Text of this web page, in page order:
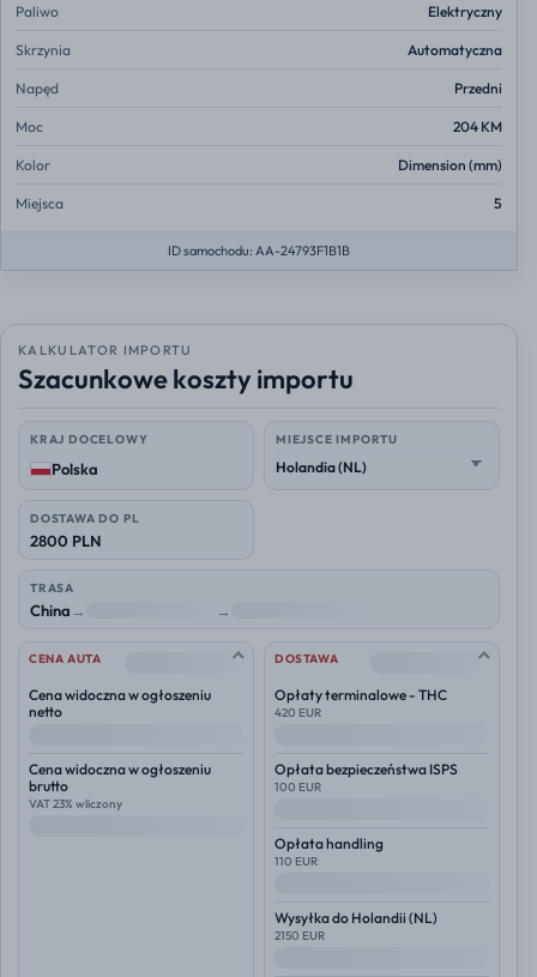
Paliwo Elektryczny
Skrzynia Automatyczna
Napęd Przedni
Moc 204 KM
Kolor Dimension (mm)
Miejsca 5
ID samochodu: AA-24793F1B1B
KALKULATOR IMPORTU
Szacunkowe koszty importu
KRAJ DOCELOWY
Polska
MIEJSCE IMPORTU
DOSTAWA DO PL
2800 PLN
TRASA
China→ →
CENA AUTA --
Cena widoczna w ogłoszeniu
netto
Cena widoczna w ogłoszeniu
brutto
VAT 23% wliczony
DOSTAWA --
Opłaty terminalowe - THC
420 EUR
Opłata bezpieczeństwa ISPS
100 EUR
Opłata handling
110 EUR
Wysyłka do Holandii (NL)
2150 EUR